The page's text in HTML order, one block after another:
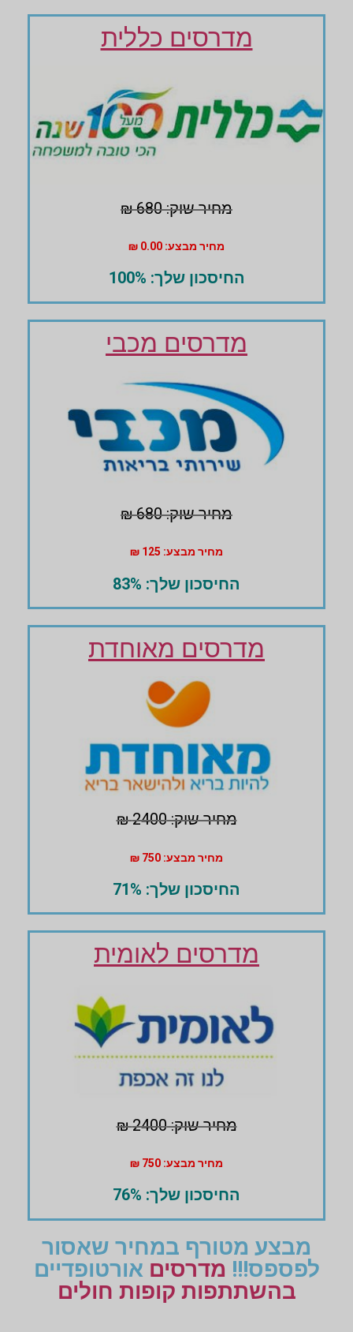
מדרסים כללית
מחיר שוק: 680 ₪
מחיר מבצע: 0.00 ₪
החיסכון שלך: 100%
מדרסים מכבי
מחיר שוק: 680 ₪
מחיר מבצע: 125 ₪
החיסכון שלך: 83%
מדרסים מאוחדת
מחיר שוק: 2400 ₪
מחיר מבצע: 750 ₪
החיסכון שלך: 71%
מדרסים לאומית
מחיר שוק: 2400 ₪
מחיר מבצע: 750 ₪
החיסכון שלך: 76%
מבצע מטורף במחיר שאסור
לפספס!!! מדרסים אורטופדיים
בהשתתפות קופות חולים